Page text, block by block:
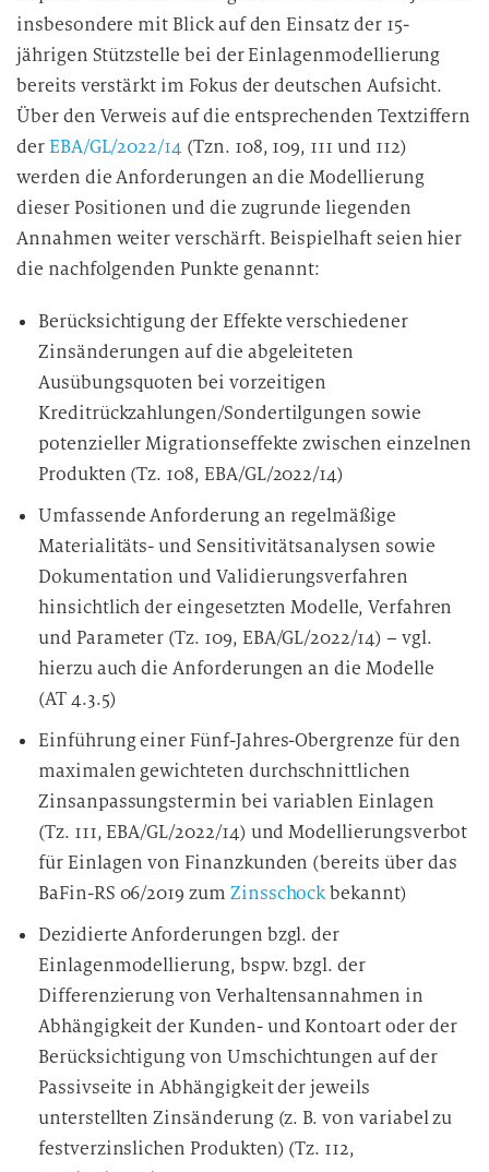
insbesondere mit Blick auf den Einsatz der 15-
jährigen Stützstelle bei der Einlagenmodellierung
bereits verstärkt im Fokus der deutschen Aufsicht.
Über den Verweis auf die entsprechenden Textziffern
derEBA/GL/2022/14 (Tzn. 108, 109, 111 und 112)
werden die Anforderungen an die Modellierung
dieser Positionen und die zugrunde liegenden
Annahmen weiter verschärft. Beispielhaft seien hier
die nachfolgenden Punkte genannt:
Berücksichtigung der Effekte verschiedener
Zinsänderungen auf die abgeleiteten
Ausübungsquoten bei vorzeitigen
Kreditrückzahlungen/Sondertilgungen sowie
potenzieller Migrationseffekte zwischen einzelnen
Produkten (Tz. 108, EBA/GL/2022/14)
Umfassende Anforderung an regelmäßige
Materialitäts- und Sensitivitätsanalysen sowie
Dokumentation und Validierungsverfahren
hinsichtlich der eingesetzten Modelle, Verfahren
und Parameter (Tz. 109, EBA/GL/2022/14) – vgl.
hierzu auch die Anforderungen an die Modelle
(AT 4.3.5)
Einführung einer Fünf-Jahres-Obergrenze für den
maximalen gewichteten durchschnittlichen
Zinsanpassungstermin bei variablen Einlagen
(Tz. 111, EBA/GL/2022/14) und Modellierungsverbot
für Einlagen von Finanzkunden (bereits über das
BaFin-RS 06/2019 zum Zinsschockbekannt)
Dezidierte Anforderungen bzgl. der
Einlagenmodellierung, bspw. bzgl. der
Differenzierung von Verhaltensannahmen in
Abhängigkeit der Kunden- und Kontoart oder der
Berücksichtigung von Umschichtungen auf der
Passivseite in Abhängigkeit der jeweils
unterstellten Zinsänderung (z. B. von variabel zu
festverzinslichen Produkten) (Tz. 112,